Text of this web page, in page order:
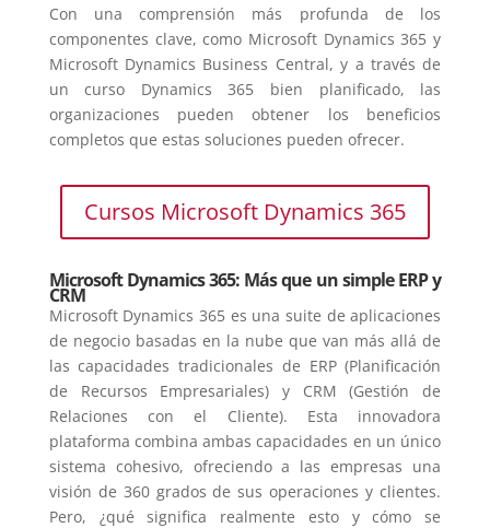
Con una comprensión más profunda de los
componentes clave, como Microsoft Dynamics 365 y
Microsoft Dynamics Business Central, y a través de
un curso Dynamics 365 bien planificado, las
organizaciones pueden obtener los beneficios
completos que estas soluciones pueden ofrecer.
Cursos Microsoft Dynamics 365
Microsoft Dynamics 365: Más que un simple ERP y
CRM
Microsoft Dynamics 365 es una suite de aplicaciones
de negocio basadas en la nube que van más allá de
las capacidades tradicionales de ERP (Planificación
de Recursos Empresariales) y CRM (Gestión de
Relaciones con el Cliente). Esta innovadora
plataforma combina ambas capacidades en un único
sistema cohesivo, ofreciendo a las empresas una
visión de 360 grados de sus operaciones y clientes.
Pero, ¿qué significa realmente esto y cómo se